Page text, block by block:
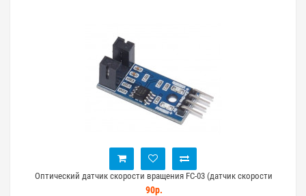
Оптический датчик скорости вращения FC-03 (датчик скорости
оборотов)
90р.